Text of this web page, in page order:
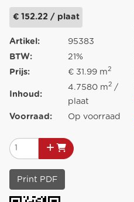
€ 152.22 / plaat
Artikel:
95383
BTW:
21%
Prijs:
€ 31.99 m2
Inhoud:
4.7580 m2 /
plaat
Voorraad:
Op voorraad
Print PDF